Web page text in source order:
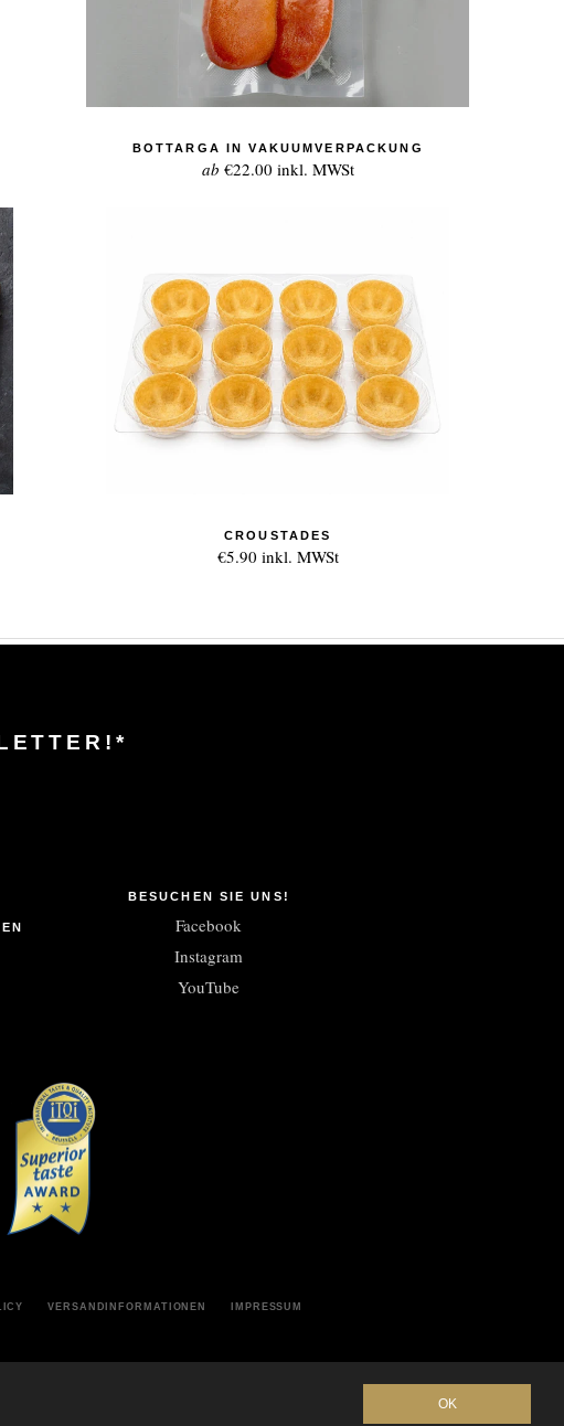
OK
BOTTARGA IN VAKUUMVERPACKUNG
ab €22.00 inkl. MWSt
CROUSTADES
€5.90 inkl. MWSt
BESUCHEN SIE UNS!
Facebook
Instagram
YouTube
VERSANDINFORMATIONEN
IMPRESSUM